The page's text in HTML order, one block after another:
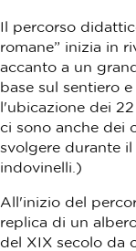
Il percorso
romane” inizia in
accanto a un
base sul sentiero
l'ubicazione dei
ci sono anche dei
svolgere durante
indovinelli.)
All'inizio del
replica di un
del XIX secolo da